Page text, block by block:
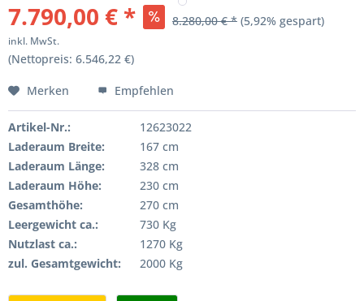
7.790,00 € * 8.280,00 € * (5,92% gespart)
inkl. MwSt.
(Nettopreis: 6.546,22 €)
Merken Empfehlen
Artikel-Nr.:
12623022
Laderaum Breite:
167 cm
Laderaum Länge:
328 cm
Laderaum Höhe:
230 cm
Gesamthöhe:
270 cm
Leergewicht ca.:
730 Kg
Nutzlast ca.:
1270 Kg
zul. Gesamtgewicht:
2000 Kg